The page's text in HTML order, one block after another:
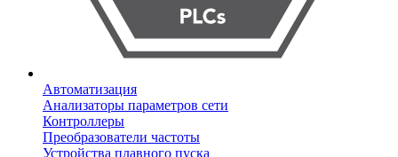
Автоматизация
Анализаторы параметров сети
Контроллеры
Преобразователи частоты
Устройства плавного пуска